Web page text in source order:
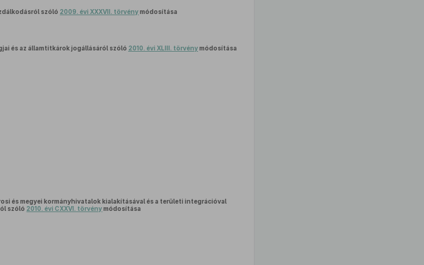
szóló 2009. évi XXXVII. törvénymódosítása
és az államtitkárok jogállásáról szóló 2010. évi XLIII. törvénymódosítása
és megyei kormányhivatalok kialakításával és a területi integrációval
szóló 2010. évi CXXVI. törvénymódosítása